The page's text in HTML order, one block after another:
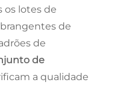
os lotes de
de
de
de
a qualidade